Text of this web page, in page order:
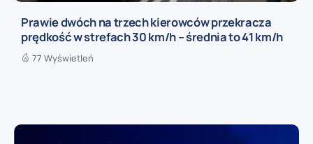
Prawie dwóch na trzech kierowców przekracza
prędkość w strefach 30 km/h – średnia to 41 km/h
77 Wyświetleń